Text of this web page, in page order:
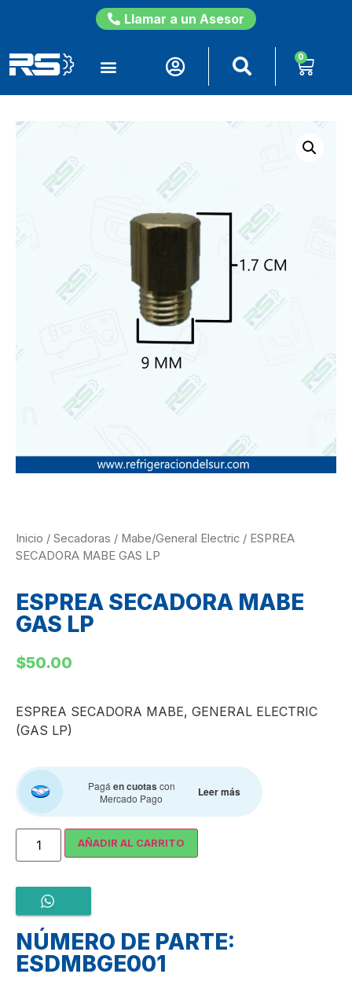
Llamar a un Asesor
0
Inicio / Secadoras / Mabe/General Electric / ESPREA
SECADORA MABE GAS LP
ESPREA SECADORA MABE
GAS LP
$50.00
ESPREA SECADORA MABE, GENERAL ELECTRIC
(GAS LP)
Pagá en cuotas con
Mercado Pago
Leer más
AÑADIR AL CARRITO
NÚMERO DE PARTE:
ESDMBGE001